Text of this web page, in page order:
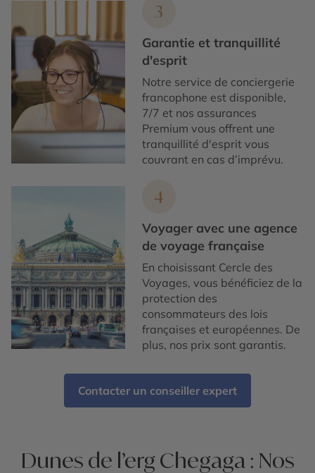
3
Garantie et tranquillité
d'esprit
Notre service de conciergerie
francophone est disponible,
7/7 et nos assurances
Premium vous offrent une
tranquillité d'esprit vous
couvrant en cas d’imprévu.
4
Voyager avec une agence
de voyage française
En choisissant Cercle des
Voyages, vous bénéficiez de la
protection des
consommateurs des lois
françaises et européennes. De
plus, nos prix sont garantis.
Contacter un conseiller expert
Dunes de l’erg Chegaga : Nos